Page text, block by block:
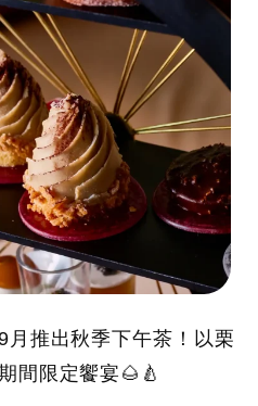
推出秋季下午茶！以栗
間限定饗宴🌰🍐